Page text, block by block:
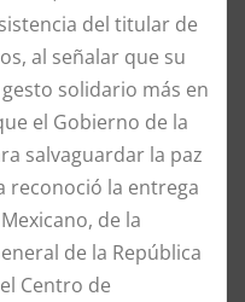
del titular de
al señalar que su
solidario más en
el Gobierno de la
salvaguardar la paz
reconoció la entrega
de la
de la República
Centro de